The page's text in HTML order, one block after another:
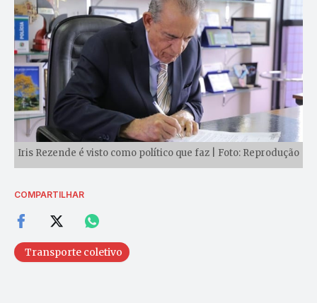
Iris Rezende é visto como político que faz | Foto: Reprodução
COMPARTILHAR
Transporte coletivo